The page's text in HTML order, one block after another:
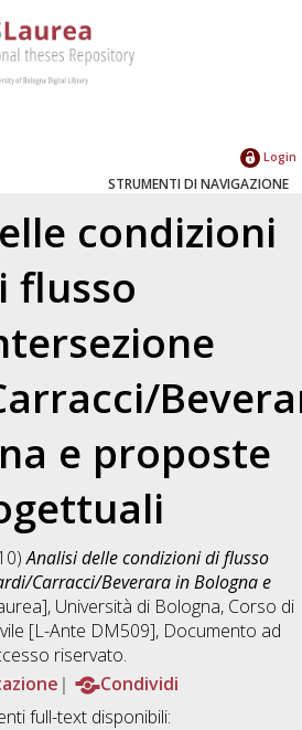
Login
STRUMENTI DI NAVIGAZIONE
condizioni
flusso
e proposte
Analisi delle condizioni di flusso
Carracci/Beverara in Bologna e
Università di Bologna, Corso di
[L-Ante DM509], Documento ad
riservato.
Condividi
full-text disponibili: